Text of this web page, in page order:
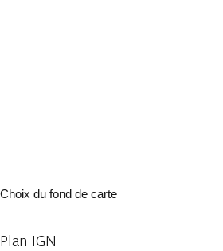
Choix du fond de carte
Plan IGN